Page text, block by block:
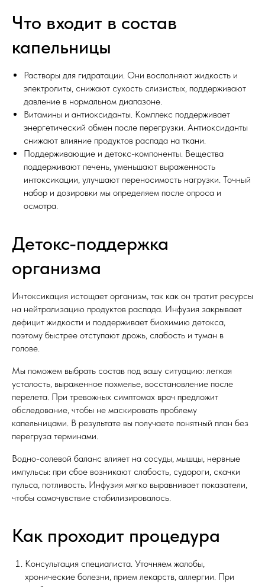
Что входит в состав
капельницы
Растворы для гидратации. Они восполняют жидкость и
электролиты, снижают сухость слизистых, поддерживают
давление в нормальном диапазоне.
Витамины и антиоксиданты. Комплекс поддерживает
энергетический обмен после перегрузки. Антиоксиданты
снижают влияние продуктов распада на ткани.
Поддерживающие и детокс-компоненты. Вещества
поддерживают печень, уменьшают выраженность
интоксикации, улучшают переносимость нагрузки. Точный
набор и дозировки мы определяем после опроса и
осмотра.
Детокс-поддержка
организма
Интоксикация истощает организм, так как он тратит ресурсы
на нейтрализацию продуктов распада. Инфузия закрывает
дефицит жидкости и поддерживает биохимию детокса,
поэтому быстрее отступают дрожь, слабость и туман в
голове.
Мы поможем выбрать состав под вашу ситуацию: легкая
усталость, выраженное похмелье, восстановление после
перелета. При тревожных симптомах врач предложит
обследование, чтобы не маскировать проблему
капельницами. В результате вы получаете понятный план без
перегруза терминами.
Водно-солевой баланс влияет на сосуды, мышцы, нервные
импульсы: при сбое возникают слабость, судороги, скачки
пульса, потливость. Инфузия мягко выравнивает показатели,
чтобы самочувствие стабилизировалось.
Как проходит процедура
Консультация специалиста. Уточняем жалобы,
хронические болезни, прием лекарств, аллергии. При